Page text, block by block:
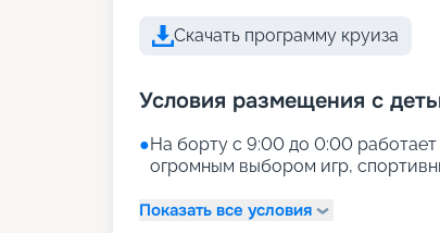
Скачать программу круиза
Условия размещения с
●На борту с 9:00 до 0:00 работает
огромным выбором игр,
Показать все условия